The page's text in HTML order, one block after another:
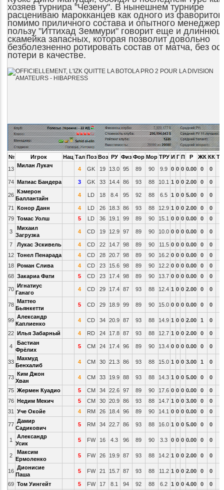
хозяев турнира "Чезену". В нынешнем турнире
расцениваю марокканцев как одного из
помимо приличного состава и опытного
пользу "Иттихад Земмури" говорит еще и
скамейка запасных, которая позволит довольно
безболезненно ротировать состав от матча, без
потери в качестве.
№ Игрок Нац Тал Поз Воз РУ Физ Фор Мор ТРУ И Г П Р ЖК КК ТС
13
Милан Лукач
4 GK 19 13.0 95 89 90 9.9 0 0 0 0.00 0 0
74 Матиас Бандера 3 GK 33 14.4 86 93 88 10.1 1 0 0 2.00 0 0
26
Кэмерон
Баллантайн
4 LD 18 8.4 95 92 88 6.5 1 0 0 5.00 0 0
71 Конор Данн 4 LD 26 18.3 86 93 88 12.9 1 0 0 2.00 0
0
79 Томас Уолш 5 LD 36 19.1 99 89 90 15.1 0 0 0 0.00 0 0
3
Михаил
Загрузка
4 CD 19 12.9 97 89 90 10.0 0 0 0 0.00 0 0
7 Лукас Эскивель 4 CD 22 14.7 98 89 90 11.5 0 0 0 0.00 0
0
12 Тонел Пенарада 4 CD 28 20.7 98 89 90 16.2 0 0 0 0.00 0
0
18 Роман Слива 4 CD 23 15.6 98 89 90 12.2 0 0 0 0.00 0
0
68 Закариа Фати 5 CD 23 17.4 98 89 90 13.7 0 0 0 0.00 0 0
70
Игнатиус
Ганаго
4 CD 29 17.4 87 93 88 12.4 1 0 0 2.00 0 0
78
Маттео
Бьянкетти
5 CD 29 18.9 99 89 90 15.0 0 0 0 0.00 0 0
99
Александр
Каплиенко
4 CD 34 20.9 87 93 88 14.9 1 0 0 2.00 1 0
22 Илья Забарный 4 RD 24 17.8 87 93 88 12.7 1 0 0 2.00 0 0
4
Бастиан
Фрёлих
5 CM 24 17.4 96 89 90 13.4 0 0 0 0.00 0 0
33
Махмуд
Бенхалиб
4 CM 30 21.3 86 93 88 15.0 1 0 0 3.00 1 0
73
Ким Джон
Хван
4 CM 33 19.9 88 93 88 14.3 1 0 0 5.00 0 0
75 Жермен Куадио 5 CM 34 22.6 97 89 90 17.6 0 0 0 0.00 0
0
76 Недим Мекич 5 CM 30 20.9 86 93 88 14.7 1 0 0 3.00 0
0
31
Уче Окойе 4 RM 26 18.4 96 89 90 14.1 0 0 0 0.00 0 0
77
Дамир
Садикович
5 RM 34 22.7 86 93 88 16.0 1 0 0 5.00 0 0
1
Александр
Усик
5 FW 16 4.3 96 89 90 3.3 0 0 0 0.00 0 0
2
Максим
Ермоленко
5 FW 26 19.9 87 93 88 14.2 1 0 0 2.00 0 0
16
Дионисие
Паша
5 FW 21 15.7 87 93 88 11.2 1 0 0 2.00 0 0
69 Том Уингейт 5 FW 17 8.1 94 92 88 6.2 1 0 0 4.00 0 0